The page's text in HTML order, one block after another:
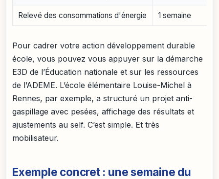
Relevé des consommations d'énergie 1 semaine
Pour cadrer votre action développement durable
école, vous pouvez vous appuyer sur la démarche
E3D de l’Éducation nationale et sur les ressources
de l’ADEME. L’école élémentaire Louise-Michel à
Rennes, par exemple, a structuré un projet anti-
gaspillage avec pesées, affichage des résultats et
ajustements au self. C’est simple. Et très
mobilisateur.
Exemple concret : une semaine du